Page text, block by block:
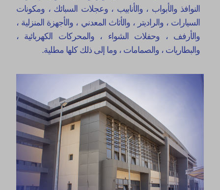
النوافذ والأبواب ، والأنابيب ، وعجلات السبائك ، ومكونات
السيارات ، والراديتر ، والأثاث المعدني ، والأجهزة المنزلية ،
والأرفف ، وحفلات الشواء ، والمحركات الكهربائية ،
والبطاريات ، والصمامات ، وما إلى ذلك كلها مطلية.